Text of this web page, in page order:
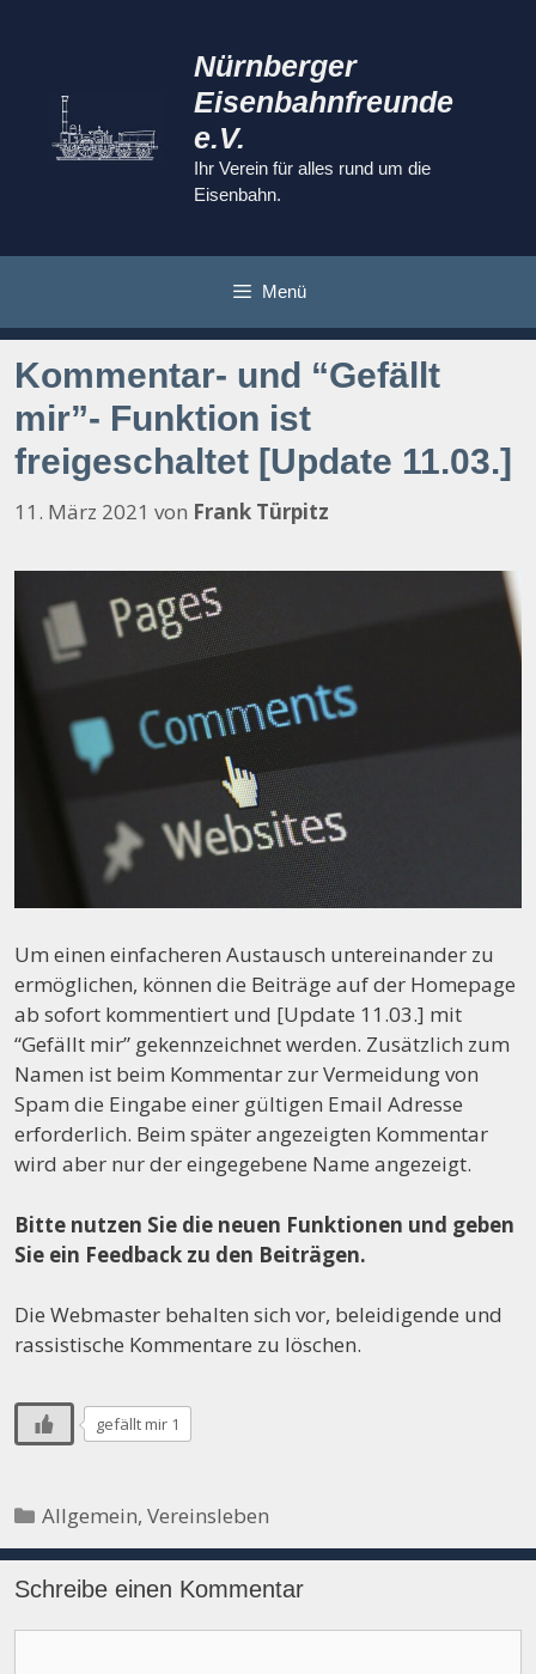
Nürnberger
Eisenbahnfreunde
e.V.
Ihr Verein für alles rund um die
Eisenbahn.
Menü
Kommentar- und “Gefällt
mir”- Funktion ist
freigeschaltet [Update 11.03.]
11. März 2021 von Frank Türpitz
Um einen einfacheren Austausch untereinander zu
ermöglichen, können die Beiträge auf der Homepage
ab sofort kommentiert und [Update 11.03.] mit
“Gefällt mir” gekennzeichnet werden. Zusätzlich zum
Namen ist beim Kommentar zur Vermeidung von
Spam die Eingabe einer gültigen Email Adresse
erforderlich. Beim später angezeigten Kommentar
wird aber nur der eingegebene Name angezeigt.
Bitte nutzen Sie die neuen Funktionen und geben
Sie ein Feedback zu den Beiträgen.
Die Webmaster behalten sich vor, beleidigende und
rassistische Kommentare zu löschen.
gefällt mir 1
Kategorien
Allgemein,Vereinsleben
Schreibe einen Kommentar